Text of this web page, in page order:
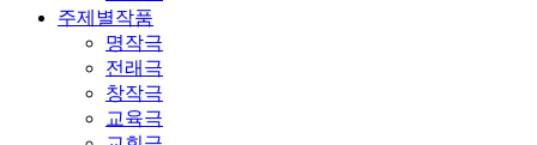
주제별작품
명작극
전래극
창작극
교육극